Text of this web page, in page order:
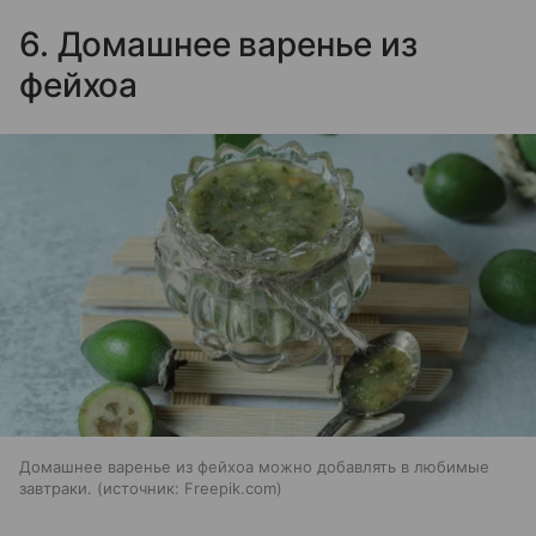
6. Домашнее варенье из
фейхоа
Домашнее варенье из фейхоа можно добавлять в любимые
завтраки.
источник: Freepik.com